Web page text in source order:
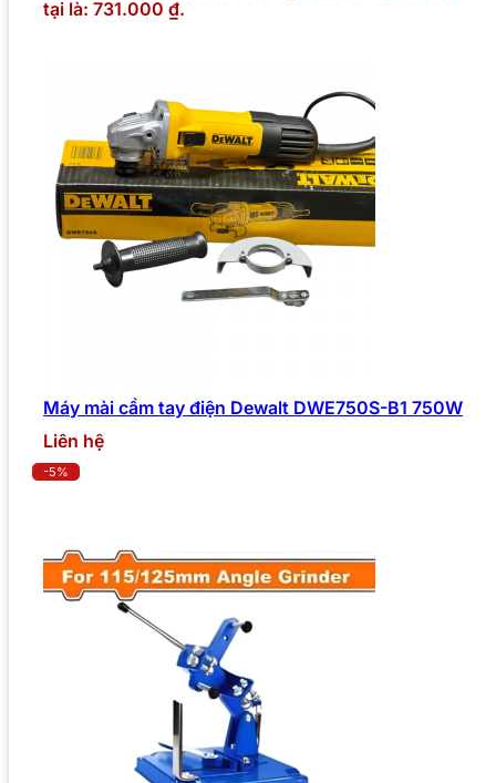
tại là: 731.000 ₫.
Máy mài cầm tay điện Dewalt DWE750S-B1 750W
Liên hệ
-5%